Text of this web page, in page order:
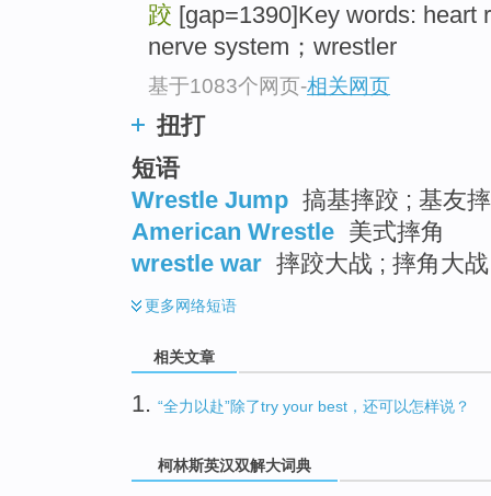
跤 [gap=1390]Key words: heart
nerve system；wrestler
基于1083个网页-相关网页
扭打
短语
Wrestle Jump 搞基摔跤 ; 基友
American Wrestle 美式摔角
wrestle war 摔跤大战 ; 摔角大
更多网络短语
相关文章
1. “全力以赴”除了try your best，还可以怎样说？
柯林斯英汉双解大词典